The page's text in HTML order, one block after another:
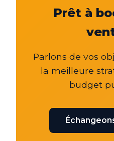
Prêt à
Parlons de vos
la meilleure
budget